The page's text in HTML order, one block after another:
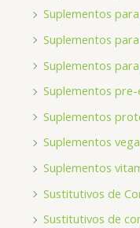
Suplementos
Suplementos
Suplementos
Suplementos
Suplementos
Suplementos
Suplementos
Sustitutivos de
Sustitutivos de